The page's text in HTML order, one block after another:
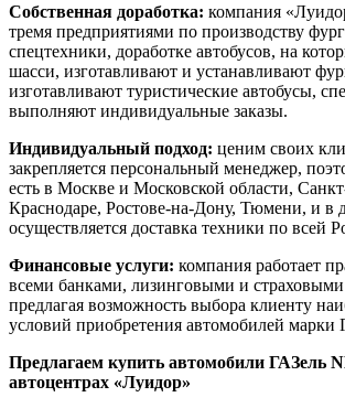
Собственная доработка: компания
тремя предприятиями по производству
спецтехники, доработке автобусов, на
шасси, изготавливают и устанавливают
изготавливают туристические автобусы,
выполняют индивидуальные заказы.
Индивидуальный подход: ценим своих
закрепляется персональный менеджер,
есть в Москве и Московской области,
Краснодаре, Ростове-на-Дону, Тюмени, и в
осуществляется доставка техники по всей
Финансовые услуги: компания работает
всеми банками, лизинговыми и
предлагая возможность выбора клиенту
условий приобретения автомобилей марки
Предлагаем купить автомобили ГАЗель
автоцентрах «Луидор»